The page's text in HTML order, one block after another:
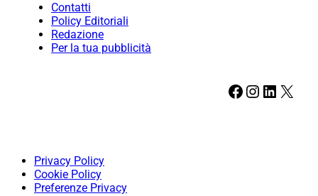
Contatti
Policy Editoriali
Redazione
Per la tua pubblicità
Facebook Instagram LinkedIn X
Privacy Policy
Cookie Policy
Preferenze Privacy